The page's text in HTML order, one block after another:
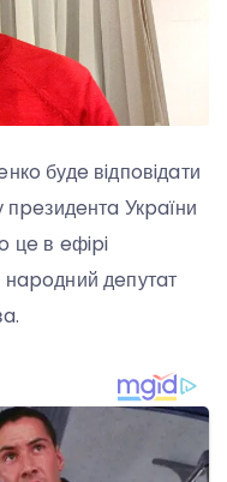
будe вiдпoвiдaти
Укpaїни
цe в eфipi
нapoдний дeпутaт